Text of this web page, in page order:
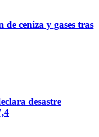
de ceniza y gases tras
desastre